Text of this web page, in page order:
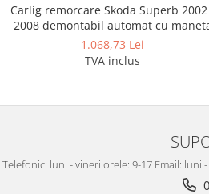
Carlig remorcare Skoda Superb
2008 demontabil automat cu
marca Autohak
1.068,73 Lei
TVA inclus
Telefonic: luni - vineri orele: 9-17 Email: